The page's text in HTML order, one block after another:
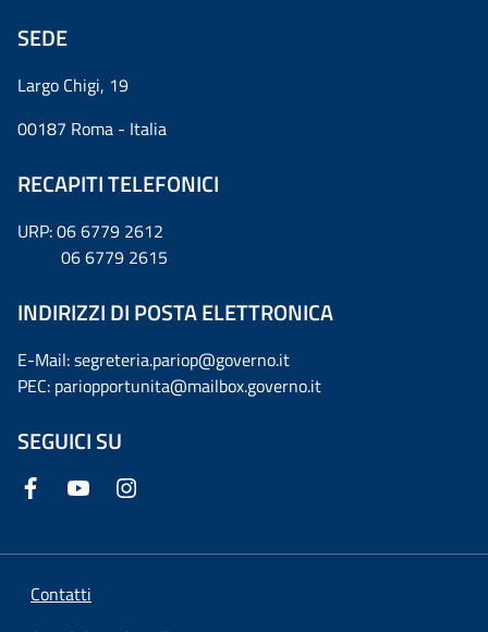
SEDE
Largo Chigi, 19
00187 Roma - Italia
RECAPITI TELEFONICI
URP: 06 6779 2612
06 6779 2615
INDIRIZZI DI POSTA ELETTRONICA
E-Mail: segreteria.pariop@governo.it
PEC: pariopportunita@mailbox.governo.it
SEGUICI SU
Contatti